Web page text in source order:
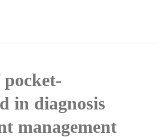
in diagnosis
management